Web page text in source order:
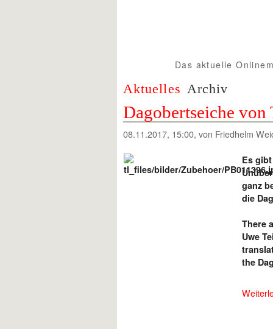
Aktuelles Archiv
Das aktuelle
Spur1info.com
Dagobertseiche von
08.11.2017, 15:00, von Friedhelm
Es
ganz
die
There
Uwe
the